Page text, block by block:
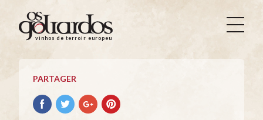
Os
Goliardos
Vinhos
Terroir
Europeus
vinhos de terroir europeus
PARTAGER
Partager
avec
Partager
avec
Partager
avec
Partager
avec